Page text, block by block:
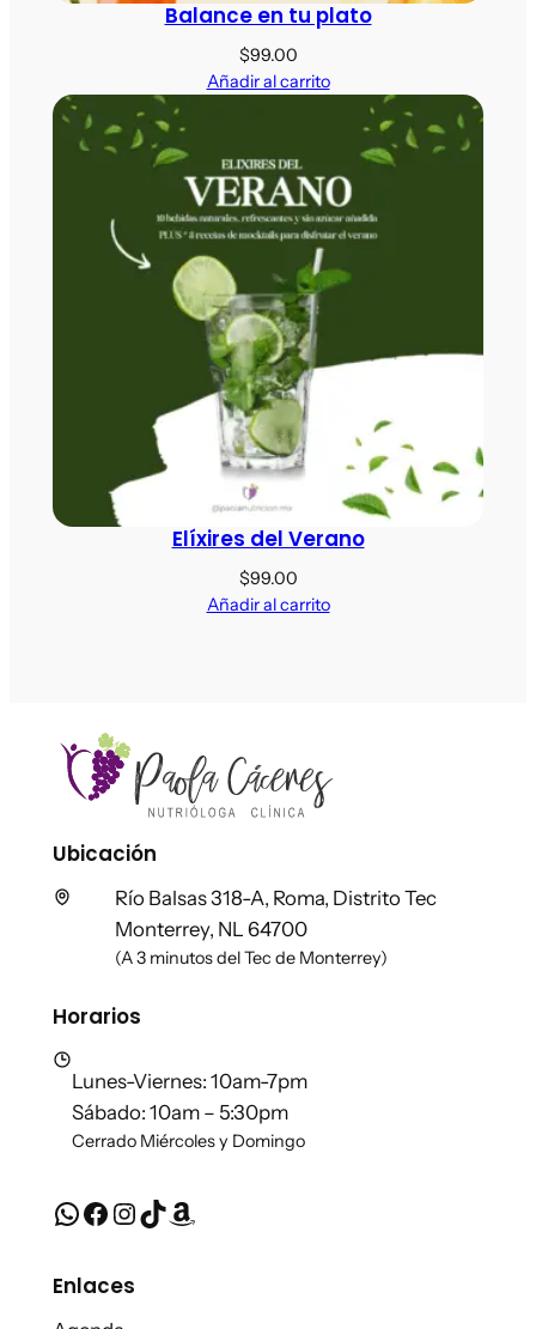
Balance en tu plato
$99.00
Añadir al carrito
Elíxires del Verano
$99.00
Añadir al carrito
Ubicación
Río Balsas 318-A, Roma, Distrito Tec
Monterrey, NL 64700
(A 3 minutos del Tec de Monterrey)
Horarios
Lunes-Viernes: 10am-7pm
Sábado: 10am – 5:30pm
Cerrado Miércoles y Domingo
WhatsApp Facebook InstagramTikTok Amazon
Enlaces